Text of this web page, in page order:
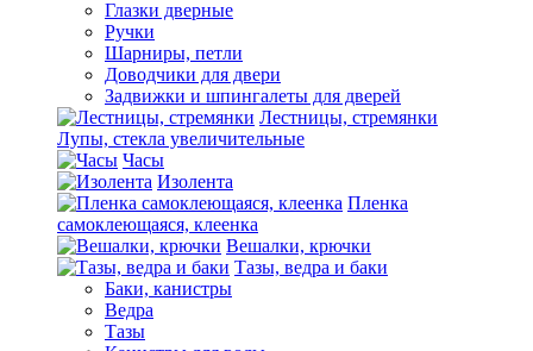
Глазки дверные
Ручки
Шарниры, петли
Доводчики для двери
Задвижки и шпингалеты для дверей
Лестницы, стремянки
Лупы, стекла увеличительные
Часы
Изолента
Пленка
самоклеющаяся, клеенка
Вешалки, крючки
Тазы, ведра и баки
Баки, канистры
Ведра
Тазы